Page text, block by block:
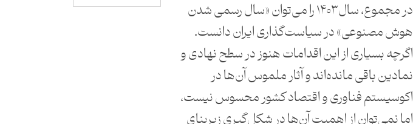
در مجموع، سال ۱۴۰۳ را می‌توان «سال رسمی شدن
هوش مصنوعی» در سیاست‌گذاری ایران دانست.
اگرچه بسیاری از این اقدامات هنوز در سطح نهادی و
نمادین باقی مانده‌اند و آثار ملموس آن‌ها در
اکوسیستم فناوری و اقتصاد کشور محسوس نیست،
اما نمی‌توان از اهمیت آن‌ها در شکل‌گیری زیربنای